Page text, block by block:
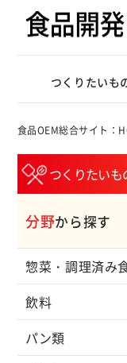
つくりたいも
食品OEM総合サイト：
つくりたい
分野から探す
惣菜・調理済み
飲料
パン類